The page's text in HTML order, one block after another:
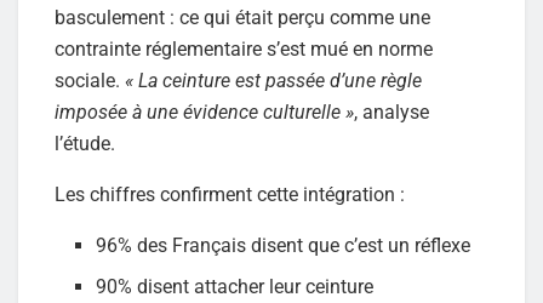
basculement : ce qui était perçu comme une
contrainte réglementaire s’est mué en norme
sociale. « La ceinture est passée d’une règle
imposée à une évidence culturelle », analyse
l’étude.
Les chiffres confirment cette intégration :
96% des Français disent que c’est un réflexe
90% disent attacher leur ceinture